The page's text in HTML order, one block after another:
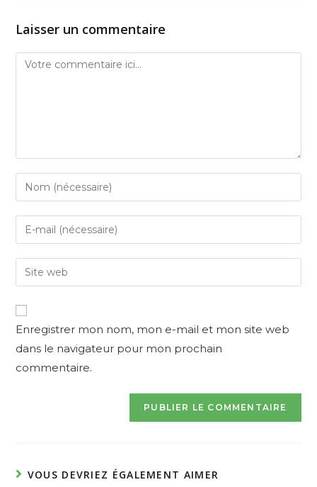
Laisser un commentaire
Comment
Enter
your
name
to
comment
Enter
your
email
address
Enter
your
URL
(optional)
Enregistrer mon nom, mon e-mail et mon site web
dans le navigateur pour mon prochain
commentaire.
VOUS DEVRIEZ ÉGALEMENT AIMER